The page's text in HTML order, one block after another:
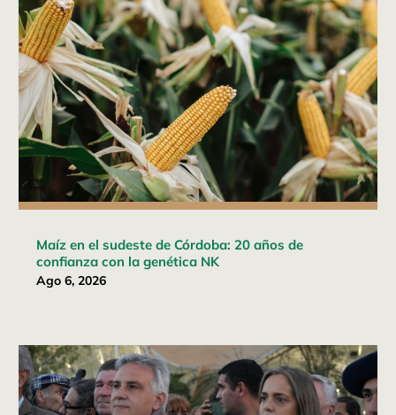
Maíz en el sudeste de Córdoba: 20 años de
confianza con la genética NK
Ago 6, 2026